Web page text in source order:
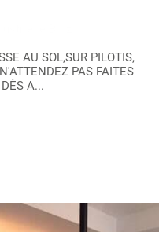
AU SOL,SUR PILOTIS,
PAS FAITES
A...